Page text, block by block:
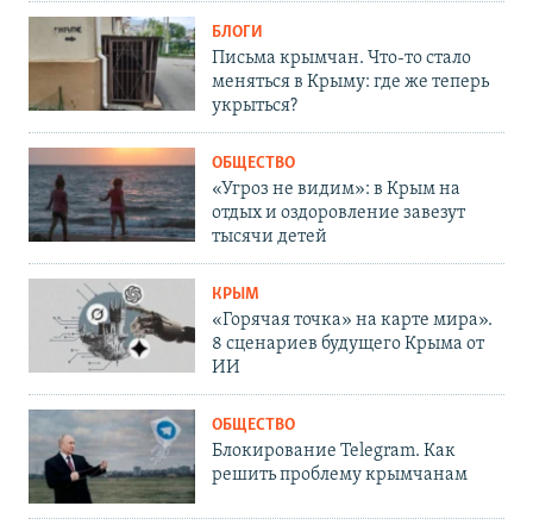
БЛОГИ
Письма крымчан. Что-то стало
меняться в Крыму: где же теперь
укрыться?
ОБЩЕСТВО
«Угроз не видим»: в Крым на
отдых и оздоровление завезут
тысячи детей
КРЫМ
«Горячая точка» на карте мира».
8 сценариев будущего Крыма от
ИИ
ОБЩЕСТВО
Блокирование Telegram. Как
решить проблему крымчанам